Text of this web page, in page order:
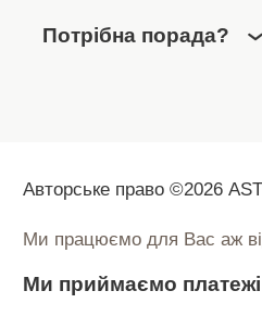
Потрібна порада?
Авторське право ©2026
Ми працюємо для Вас аж
Ми приймаємо платежі